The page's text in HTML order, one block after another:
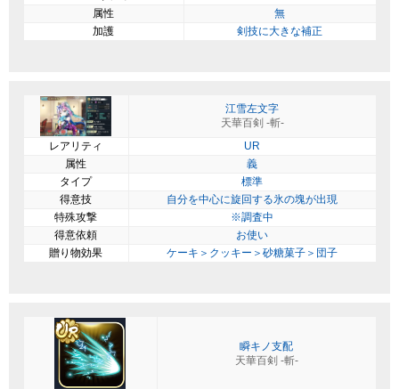
属性
無
加護
剣技に大きな補正
江雪左文字
天華百剣 -斬-
レアリティ
UR
属性
義
タイプ
標準
得意技
自分を中心に旋回する氷の塊が出現
特殊攻撃
※調査中
得意依頼
お使い
贈り物効果
ケーキ＞クッキー＞砂糖菓子＞団子
瞬キノ支配
天華百剣 -斬-